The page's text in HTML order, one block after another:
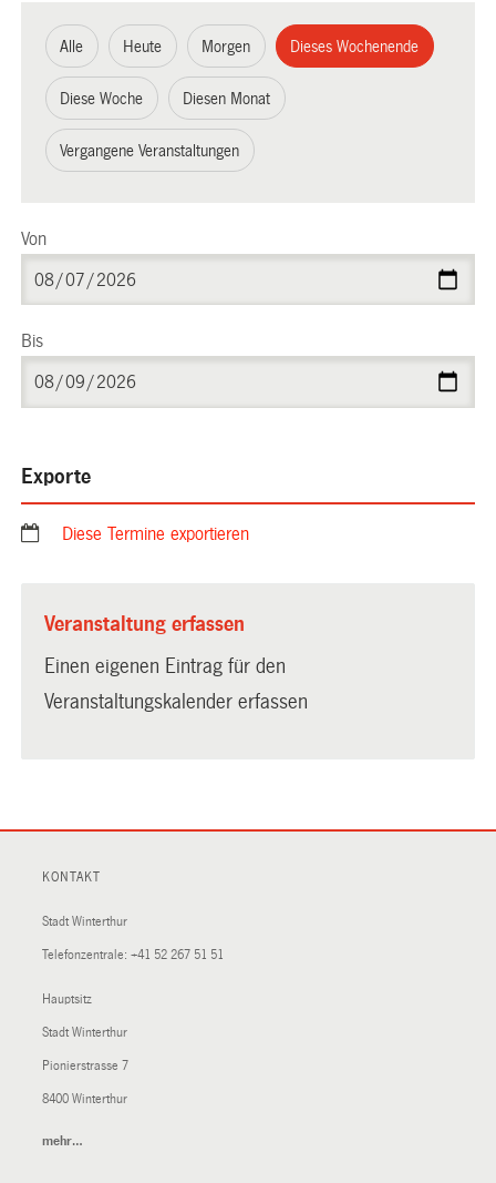
Alle Heute Morgen Dieses Wochenende
Diese Woche Diesen Monat
Vergangene Veranstaltungen
Von
Bis
Exporte
Diese Termine exportieren
Veranstaltung erfassen
Einen eigenen Eintrag für den
Veranstaltungskalender erfassen
KONTAKT
Stadt Winterthur
Telefonzentrale: +41 52 267 51 51
Hauptsitz
Stadt Winterthur
Pionierstrasse 7
8400 Winterthur
mehr…